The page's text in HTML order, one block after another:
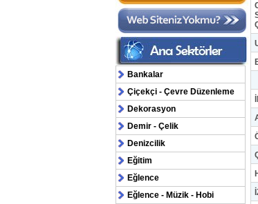
Bankalar
Çiçekçi - Çevre Düzenleme
Dekorasyon
Demir - Çelik
Denizcilik
Eğitim
Eğlence
Eğlence - Müzik - Hobi